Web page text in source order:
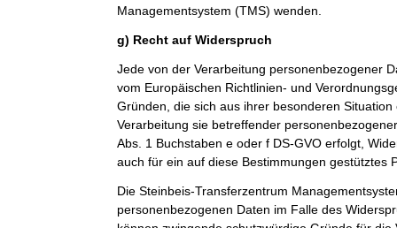
Managementsystem (TMS) wenden.
g) Recht auf Widerspruch
Jede von der Verarbeitung personenbezogener
vom Europäischen Richtlinien- und
Gründen, die sich aus ihrer besonderen
Verarbeitung sie betreffender
Abs. 1 Buchstaben e oder f DS-GVO erfolgt,
auch für ein auf diese Bestimmungen gestütztes
Die Steinbeis-Transferzentrum
personenbezogenen Daten im Falle des